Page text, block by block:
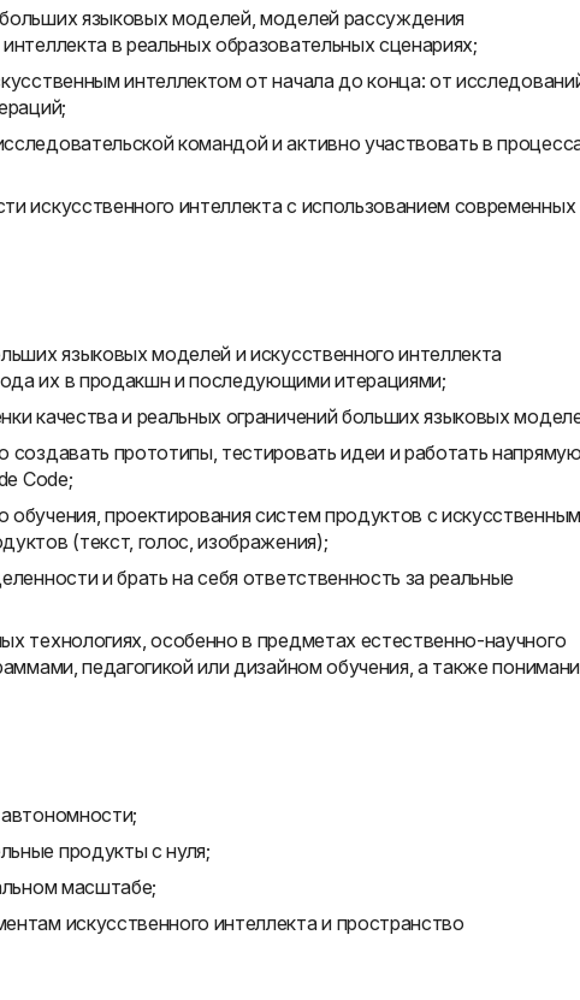
языковых моделей, моделей рассуждения
в реальных образовательных сценариях;
интеллектом от начала до конца: от
командой и активно участвовать в
искусственного интеллекта с использованием современных
языковых моделей и искусственного интеллекта
их в продакшн и последующими итерациями;
качества и реальных ограничений больших языковых
создавать прототипы, тестировать идеи и работать
Code;
проектирования систем продуктов с искусственным
(текст, голос, изображения);
и брать на себя ответственность за реальные
технологиях, особенно в предметах естественно-научного
педагогикой или дизайном обучения, а также
продукты с нуля;
масштабе;
искусственного интеллекта и пространство